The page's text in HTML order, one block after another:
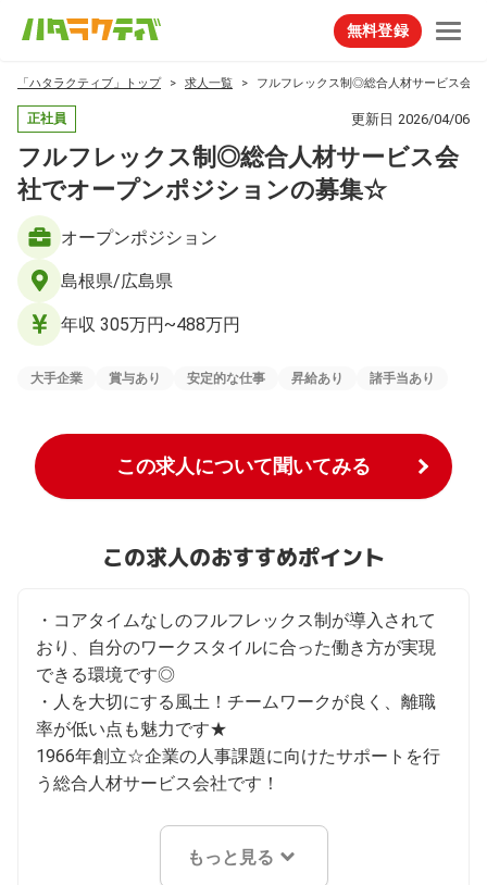
無料登録
「ハタラクティブ」トップ 求人一覧 フルフレックス制◎総合人材サービス会
正社員 更新日 2026/04/06
フルフレックス制◎総合人材サービス会
社でオープンポジションの募集☆
オープンポジション
島根県/広島県
年収 305万円~488万円
大手企業 賞与あり 安定的な仕事 昇給あり 諸手当あり
この求人について聞いてみる
この求人のおすすめポイント
・コアタイムなしのフルフレックス制が導入されて
おり、自分のワークスタイルに合った働き方が実現
できる環境です◎
・人を大切にする風土！チームワークが良く、離職
率が低い点も魅力です★
1966年創立☆企業の人事課題に向けたサポートを行
う総合人材サービス会社です！
もっと見る